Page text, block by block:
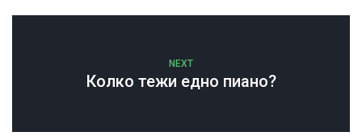
NEXT
Колко тежи едно пиано?